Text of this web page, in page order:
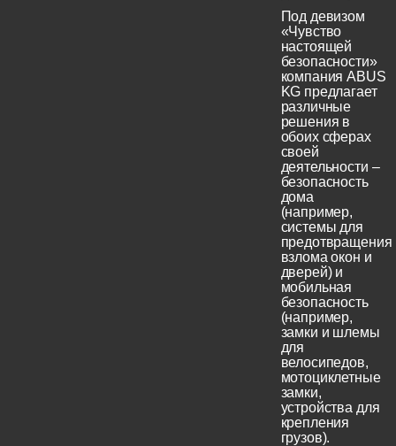
Под девизом
«Чувство
настоящей
безопасности»
компания ABUS
KG предлагает
различные
решения в
обоих сферах
своей
деятельности –
безопасность
дома
(например,
системы для
предотвращения
взлома окон и
дверей) и
мобильная
безопасность
(например,
замки и шлемы
для
велосипедов,
мотоциклетные
замки,
устройства для
крепления
грузов).